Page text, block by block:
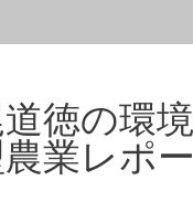
徳の環
業レポ